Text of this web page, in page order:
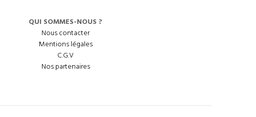
QUI SOMMES-NOUS ?
Nous contacter
Mentions légales
C.G.V
Nos partenaires